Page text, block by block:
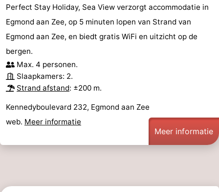
Perfect Stay Holiday, Sea View verzorgt accommodatie in
Egmond aan Zee, op 5 minuten lopen van Strand van
Egmond aan Zee, en biedt gratis WiFi en uitzicht op de
bergen.
Max. 4 personen.
Slaapkamers: 2.
Strand afstand: ±200 m.
Kennedyboulevard 232, Egmond aan Zee
web. Meer informatie
Meer informatie